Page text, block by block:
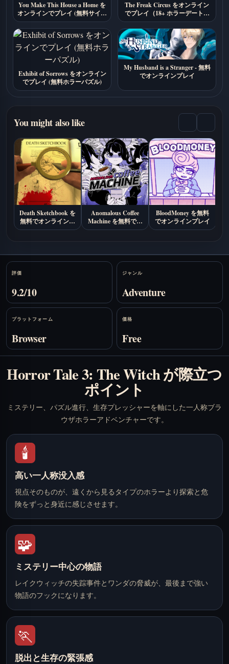
You Make This House a Home を
オンラインでプレイ (無料サイコ
ロジカルホラー)
The Freak Circus をオンライン
でプレイ（18+ ホラーデートシ
ム）
Exhibit of Sorrows をオンライン
でプレイ (無料ホラーパズル)
My Husband is a Stranger - 無料
でオンラインプレイ
You might also like
Death Sketchbook を
無料でオンラインプ
レイ
Anomalous Coffee
Machine を無料でオ
ンラインプレイ
BloodMoney を無料
でオンラインプレイ
Stats
評価
9.2/10
ジャンル
Adventure
プラットフォーム
Browser
価格
Free
Horror Tale 3: The Witch が際立つ
ポイント
ミステリー、パズル進行、生存プレッシャーを軸にした一人称ブラ
ウザホラーアドベンチャーです。
🕯️
高い一人称没入感
視点そのものが、遠くから見るタイプのホラーより探索と危
険をずっと身近に感じさせます。
🧩
ミステリー中心の物語
レイクウィッチの失踪事件とワンダの脅威が、最後まで強い
物語のフックになります。
🏃
脱出と生存の緊張感